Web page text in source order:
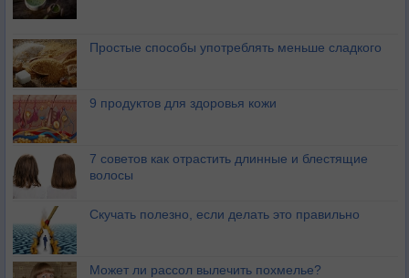
Простые способы употреблять меньше сладкого
9 продуктов для здоровья кожи
7 советов как отрастить длинные и блестящие
волосы
Скучать полезно, если делать это правильно
Может ли рассол вылечить похмелье?